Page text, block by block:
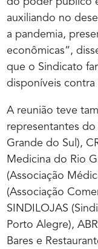
auxiliando no
a pandemia,
econômicas”,
que o Sindicato
disponíveis contra
A reunião teve
representantes
Grande do Sul),
Medicina do Rio
(Associação
(Associação
SINDILOJAS
Porto Alegre),
Bares e